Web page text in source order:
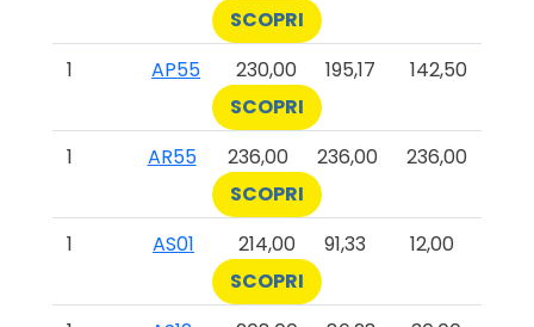
SCOPRI
1
AP55 230,00 195,17
142,50
SCOPRI
1
AR55 236,00 236,00
236,00
SCOPRI
1
AS01 214,00 91,33
12,00
SCOPRI